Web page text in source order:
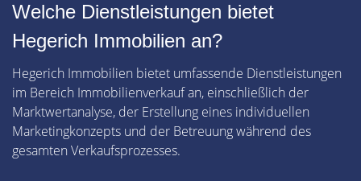
Welche Dienstleistungen bietet
Hegerich Immobilien an?
Hegerich Immobilien bietet umfassende Dienstleistungen
im Bereich Immobilienverkauf an, einschließlich der
Marktwertanalyse, der Erstellung eines individuellen
Marketingkonzepts und der Betreuung während des
gesamten Verkaufsprozesses.